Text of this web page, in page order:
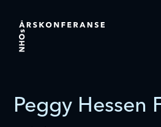
Peggy Hessen